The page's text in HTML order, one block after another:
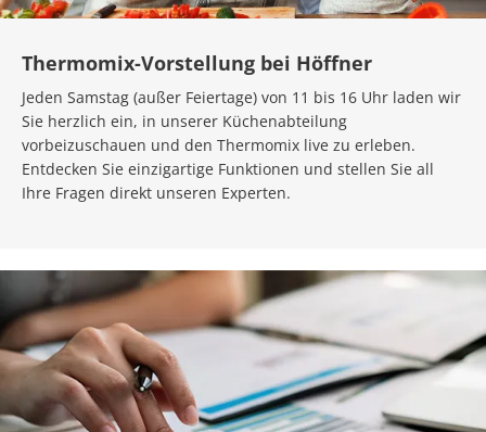
Thermomix-Vorstellung bei Höffner
Jeden Samstag (außer Feiertage) von 11 bis 16 Uhr laden wir
Sie herzlich ein, in unserer Küchenabteilung
vorbeizuschauen und den Thermomix live zu erleben.
Entdecken Sie einzigartige Funktionen und stellen Sie all
Ihre Fragen direkt unseren Experten.